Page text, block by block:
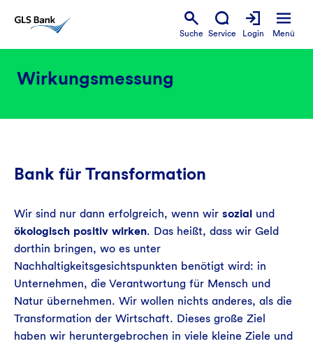
Suche Service Login Menü
Wirkungsmessung
Bank für Transformation
Wir sind nur dann erfolgreich, wenn wir sozial und
ökologisch positiv wirken. Das heißt, dass wir Geld
dorthin bringen, wo es unter
Nachhaltigkeitsgesichtspunkten benötigt wird: in
Unternehmen, die Verantwortung für Mensch und
Natur übernehmen. Wir wollen nichts anderes, als die
Transformation der Wirtschaft. Dieses große Ziel
haben wir heruntergebrochen in viele kleine Ziele und